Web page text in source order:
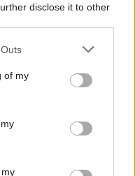
disclose it to other
one or more Google
You may click to
its third-party tags to
in below Google
of my
su llegada al club
club a Primera en
League en 2018/19. La
la penúltima jornada.